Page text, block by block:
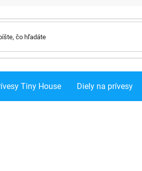
Tiny House Diely na prívesy